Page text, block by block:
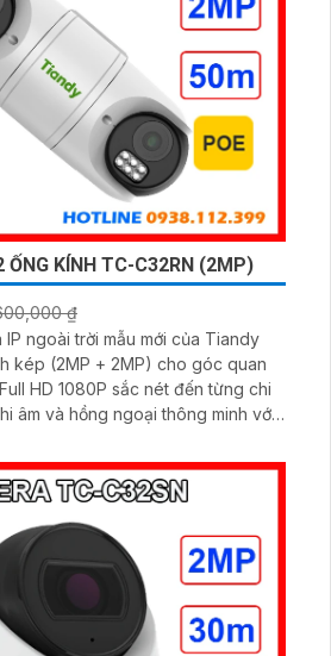
ỐNG KÍNH TC-C32RN (2MP)
₫
IP ngoài trời mẫu mới của Tiandy
kép (2MP + 2MP) cho góc quan
HD 1080P sắc nét đến từng chi